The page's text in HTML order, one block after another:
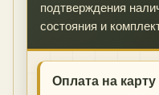
подтверждения
состояния и
Оплата на карту